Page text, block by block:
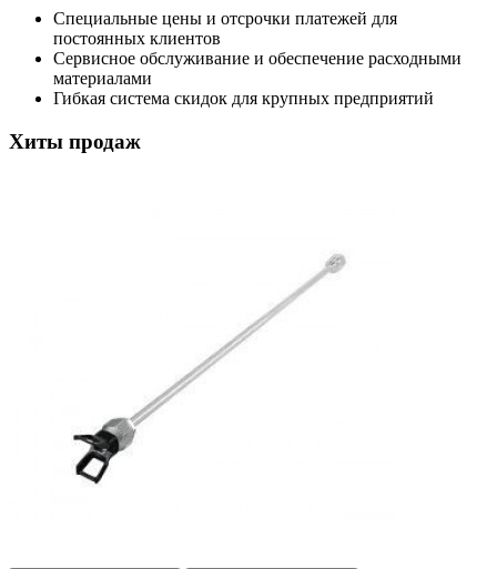
Специальные цены и отсрочки платежей для
постоянных клиентов
Сервисное обслуживание и обеспечение расходными
материалами
Гибкая система скидок для крупных предприятий
Хиты продаж